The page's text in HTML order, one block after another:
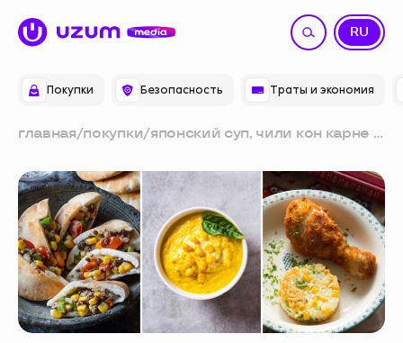
Покупки Безопасность Траты и экономия
RU
UZ
главная/покупки/японский суп, чили кон карне и
блюда с кукурузой на каждый
день